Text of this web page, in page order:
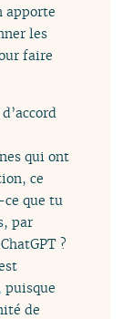
apporte
les
faire
qui ont
ce
que tu
par
?
puisque
de